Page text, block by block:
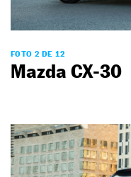
FOTO 2 DE 12
Mazda CX-30